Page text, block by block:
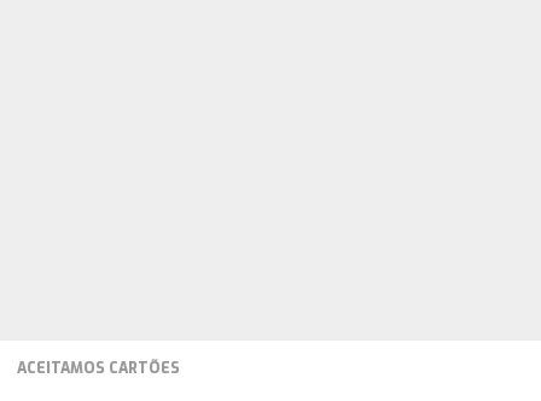
ACEITAMOS CARTÕES